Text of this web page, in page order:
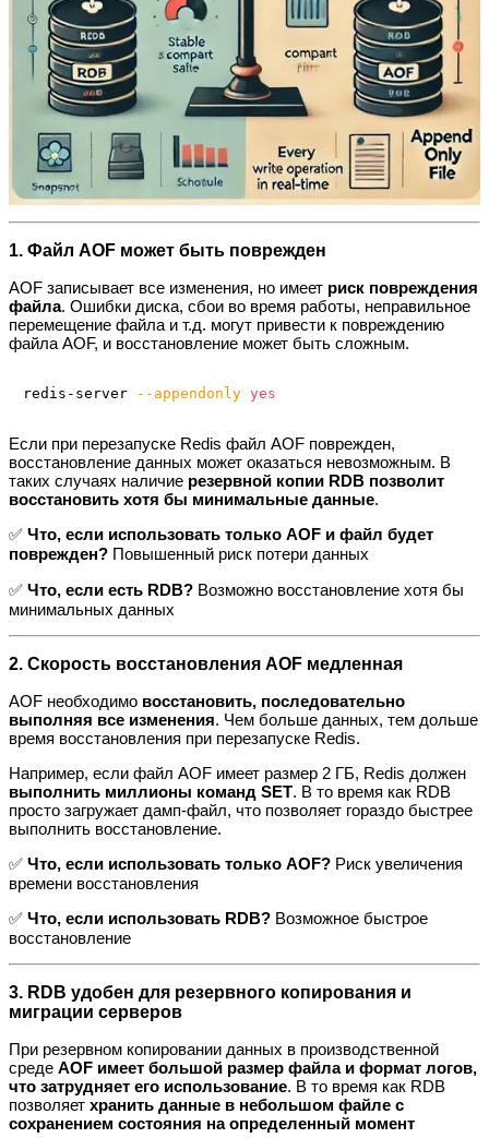
1. Файл AOF может быть поврежден
AOF записывает все изменения, но имеет риск повреждения
файла. Ошибки диска, сбои во время работы, неправильное
перемещение файла и т.д. могут привести к повреждению
файла AOF, и восстановление может быть сложным.
redis-server --appendonly yes
Если при перезапуске Redis файл AOF поврежден,
восстановление данных может оказаться невозможным. В
таких случаях наличие резервной копии RDB позволит
восстановить хотя бы минимальные данные.
✅ Что, если использовать только AOF и файл будет
поврежден? Повышенный риск потери данных
✅ Что, если есть RDB? Возможно восстановление хотя бы
минимальных данных
2. Скорость восстановления AOF медленная
AOF необходимо восстановить, последовательно
выполняя все изменения. Чем больше данных, тем дольше
время восстановления при перезапуске Redis.
Например, если файл AOF имеет размер 2 ГБ, Redis должен
выполнить миллионы команд SET. В то время как RDB
просто загружает дамп-файл, что позволяет гораздо быстрее
выполнить восстановление.
✅ Что, если использовать только AOF? Риск увеличения
времени восстановления
✅ Что, если использовать RDB? Возможное быстрое
восстановление
3. RDB удобен для резервного копирования и
миграции серверов
При резервном копировании данных в производственной
среде AOF имеет большой размер файла и формат логов,
что затрудняет его использование. В то время как RDB
позволяет хранить данные в небольшом файле с
сохранением состояния на определенный момент